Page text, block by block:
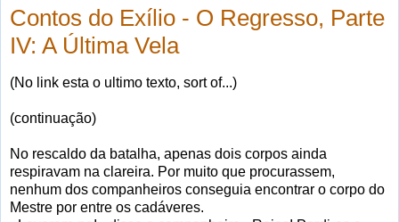
Contos do Exílio - O Regresso, Parte
IV: A Última Vela
(No link esta o ultimo texto, sort of...)
(continuação)
No rescaldo da batalha, apenas dois corpos ainda
respiravam na clareira. Por muito que procurassem,
nenhum dos companheiros conseguia encontrar o corpo do
Mestre por entre os cadáveres.